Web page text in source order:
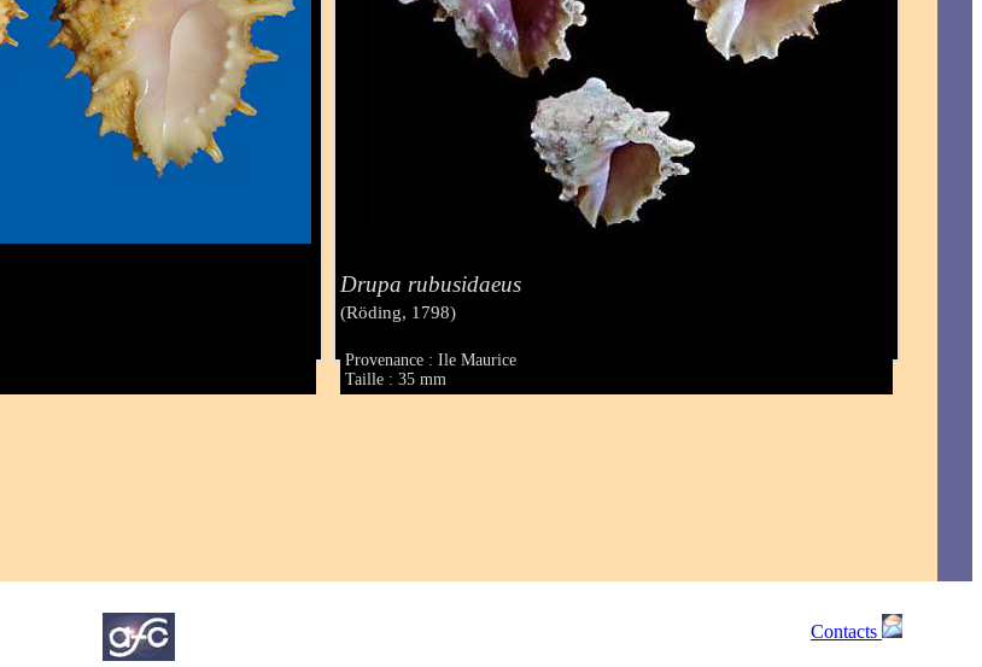
Drupa rubusidaeus
(Röding, 1798)
Provenance : Ile Maurice
Taille : 35 mm
Contacts